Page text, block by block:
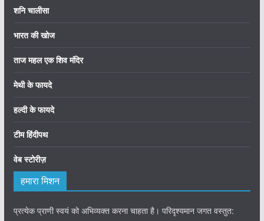
शनि चालीसा
भारत की खोज
ताज महल एक शिव मंदिर
मेथी के फायदे
हल्दी के फायदे
टीम हिंदीपथ
वेब स्टोरीज़
हमारा मिशन
प्रत्येक प्राणी स्वयं को अभिव्यक्त करना चाहता है। परिदृश्यमान जगत वस्तुत: